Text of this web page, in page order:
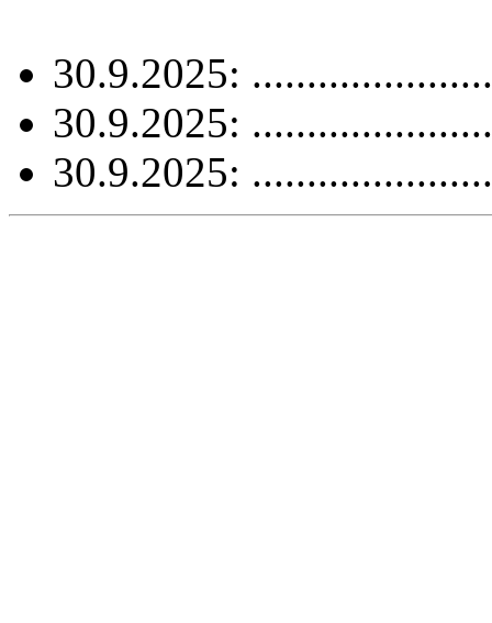
30.9.2025:
30.9.2025:
30.9.2025: